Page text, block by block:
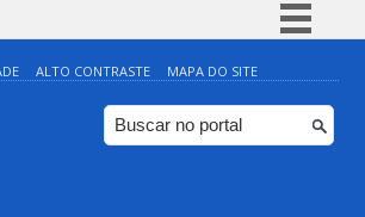
Simplifique!
Comunica BR
Participe
ALTO CONTRASTE MAPA DO SITE